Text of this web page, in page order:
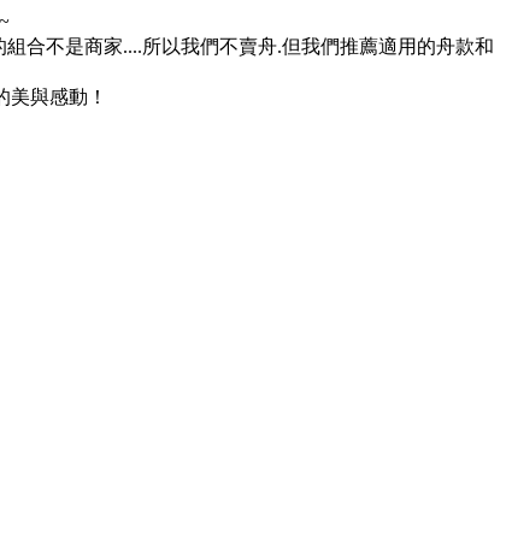
合不是商家....所以我們不賣舟.但我們推薦適用的舟款和
與感動！